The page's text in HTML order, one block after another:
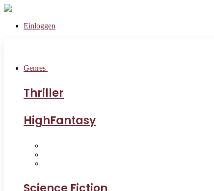
Einloggen
Genres
Thriller
HighFantasy